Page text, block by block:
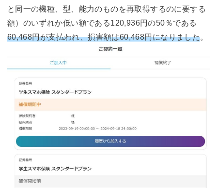
と同一の機種、型、能力のものを再取得するのに要する
額）のいずれか低い額である120,936円の50％である
60,468円が支払われ、損害額は60,468円になりました。